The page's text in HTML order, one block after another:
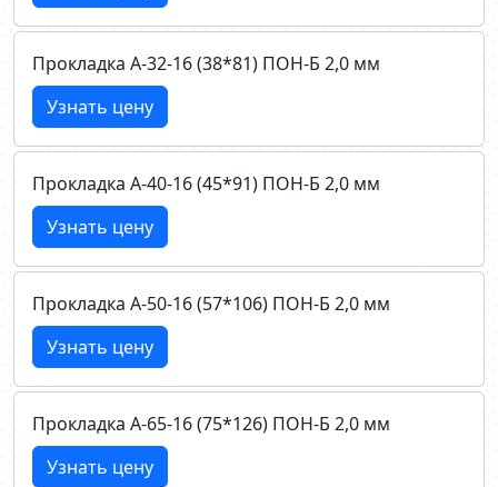
Прокладка А-32-16 (38*81) ПОН-Б 2,0 мм
Узнать цену
Прокладка А-40-16 (45*91) ПОН-Б 2,0 мм
Узнать цену
Прокладка А-50-16 (57*106) ПОН-Б 2,0 мм
Узнать цену
Прокладка А-65-16 (75*126) ПОН-Б 2,0 мм
Узнать цену